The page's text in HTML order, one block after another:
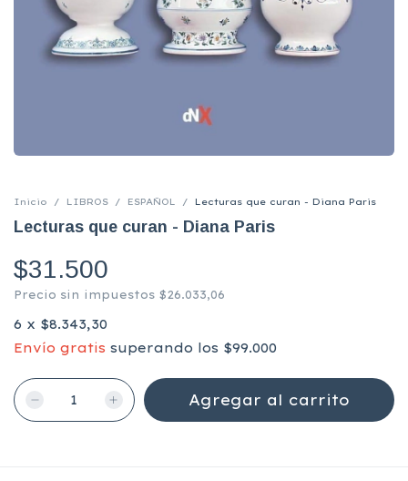
Inicio / LIBROS / ESPAÑOL / Lecturas que curan - Diana Paris
Lecturas que curan - Diana Paris
$31.500
Precio sin impuestos $26.033,06
6 x $8.343,30
Envío gratis superando los $99.000